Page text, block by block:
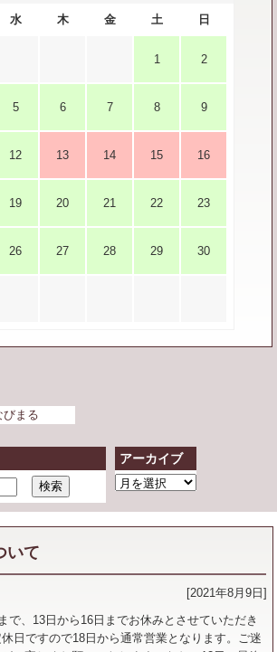
水 木 金 土 日
1 2
5 6 7 8 9
12 13 14 15 16
19 20 21 22 23
26 27 28 29 30
アーカイブ
ア
いて
[2021年8月9日]
で、13日から16日までお休みとさせていただき
日ですので18日から通常営業となります。ご迷